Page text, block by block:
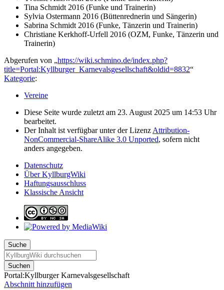
Tina Schmidt 2016 (Funke und Trainerin)
Sylvia Ostermann 2016 (Büttenrednerin und Sängerin)
Sabrina Schmidt 2016 (Funke, Tänzerin und Trainerin)
Christiane Kerkhoff-Urfell 2016 (OZM, Funke, Tänzerin und
Trainerin)
Abgerufen von „https://wiki.schmino.de/index.php?
title=Portal:Kyllburger_Karnevalsgesellschaft&oldid=8832“
Kategorie:
Vereine
Diese Seite wurde zuletzt am 23. August 2025 um 14:53 Uhr
bearbeitet.
Der Inhalt ist verfügbar unter der Lizenz Attribution-
NonCommercial-ShareAlike 3.0 Unported, sofern nicht
anders angegeben.
Datenschutz
Über KyllburgWiki
Haftungsausschluss
Klassische Ansicht
Suche
Suchen
Portal:Kyllburger Karnevalsgesellschaft
Abschnitt hinzufügen